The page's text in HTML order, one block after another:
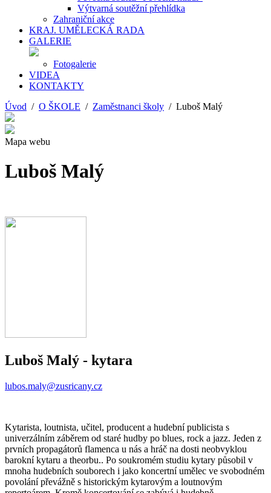
Výtvarná soutěžní přehlídka
Zahraniční akce
KRAJ. UMĚLECKÁ RADA
GALERIE
Fotogalerie
VIDEA
KONTAKTY
Úvod / O ŠKOLE / Zaměstnanci školy / Luboš Malý
Mapa webu
Luboš Malý
Luboš Malý - kytara
lubos.maly@zusricany.cz
Kytarista, loutnista, učitel, producent a hudební publicista s
univerzálním záběrem od staré hudby po blues, rock a jazz. Jeden z
prvních propagátorů flamenca u nás a hráč na dosti neobvyklou
barokní kytaru a theorbu.. Po soukromém studiu kytary působil v
mnoha hudebních souborech i jako koncertní umělec ve svobodném
povolání převážně s historickým kytarovým a loutnovým